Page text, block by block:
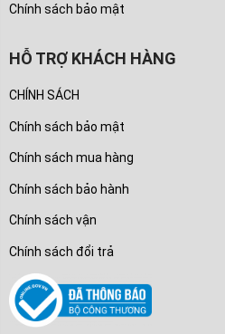
Chính sách bảo mật
HỖ TRỢ KHÁCH HÀNG
CHÍNH SÁCH
Chính sách bảo mật
Chính sách mua hàng
Chính sách bảo hành
Chính sách vận
Chính sách đổi trả